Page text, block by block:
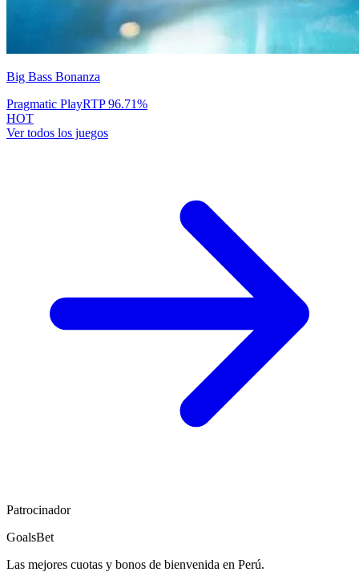
Big Bass Bonanza
Pragmatic PlayRTP96.71%
HOT
Ver todos los juegos
Patrocinador
GoalsBet
Las mejores cuotas y bonos de bienvenida en Perú.